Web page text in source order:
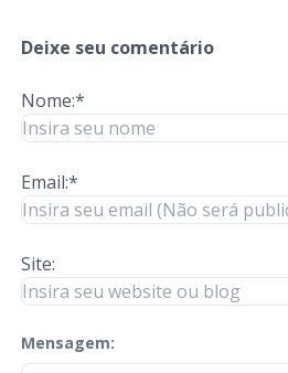
Deixe seu comentário
Nome:*
Email:*
Site:
Mensagem:
check-terms